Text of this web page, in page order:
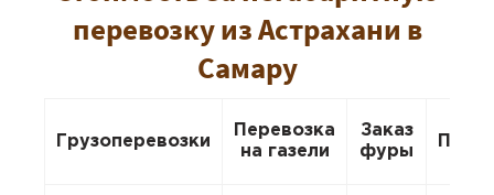
перевозку из Астрахани в
Самару
Грузоперевозки
Перевозка
на газели
Заказ
фуры